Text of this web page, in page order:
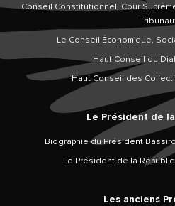
Conseil Constitutionnel, Cour
Le Conseil Économique,
Haut Conseil du
Haut Conseil des
Le Président de
Biographie du Président
Le Président de la
Les anciens